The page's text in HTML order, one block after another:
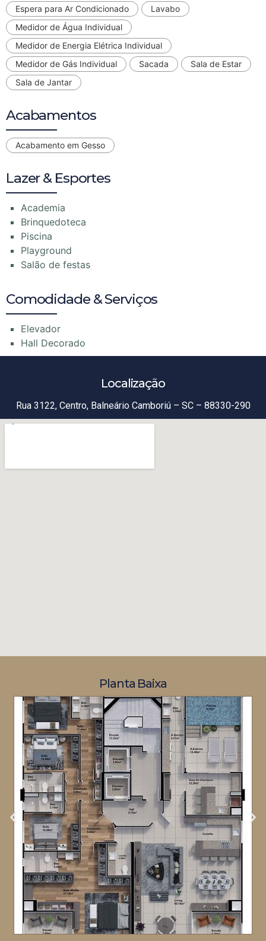
Espera para Ar Condicionado
Lavabo
Medidor de Água Individual
Medidor de Energia Elétrica Individual
Medidor de Gás Individual
Sacada
Sala de Estar
Sala de Jantar
Acabamentos
Acabamento em Gesso
Lazer & Esportes
Academia
Brinquedoteca
Piscina
Playground
Salão de festas
Comodidade & Serviços
Elevador
Hall Decorado
Localização
Rua 3122, Centro, Balneário Camboriú – SC – 88330-290
Planta Baixa